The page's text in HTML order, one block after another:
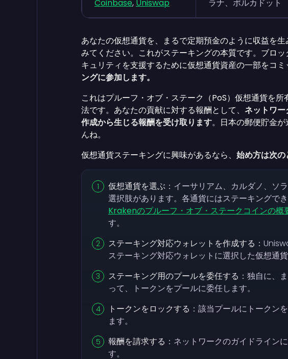
Coinbase, Uniswap
ラナ、ポルカドット
あなたの仮想通貨を、まるで定期預金のように収益を
みてください。これがステーキングの本質です。ブロ
キュリティを支援するために仮想通貨資産の一部をコミ
ングに参加します。
これはプルーフ・オブ・ステーク（PoS）仮想通貨を
法です。あなたの貢献に対する報酬として、 ネットワ
作成から生じる報酬を受け取ります。日本の郵便貯金
んね。
仮想通貨ステーキングに興味があるなら、 始め方は次
仮想通貨を選ぶ ：イーサリアム、カルダノ、ソ
選択肢があります。各通貨にはステーキングで
Krakenのプルーフ・オブ・ステークコインの概
す。
ステーキング対応ウォレットを作成する ：
ステーキング対応ウォレットに選択した仮想通貨
ステーキング用のプールを委任する ：独自に、
って、トークンをプールに委任します。
トークンをロックする ：該当プールにトークン
ます。
報酬を請求する ：ネットワークのガイドライン
す。